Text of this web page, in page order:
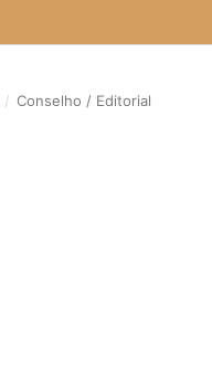
/ Conselho / Editorial